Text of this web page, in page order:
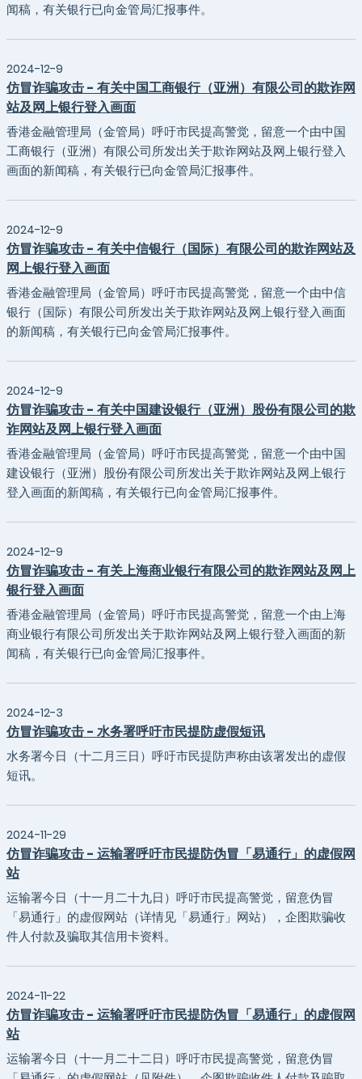
闻稿，有关银行已向金管局汇报事件。
2024-12-9
仿冒诈骗攻击 - 有关中国工商银行（亚洲）有限公司的欺诈网
站及网上银行登入画面
香港金融管理局（金管局）呼吁市民提高警觉，留意一个由中国
工商银行（亚洲）有限公司所发出关于欺诈网站及网上银行登入
画面的新闻稿，有关银行已向金管局汇报事件。
2024-12-9
仿冒诈骗攻击 - 有关中信银行（国际）有限公司的欺诈网站及
网上银行登入画面
香港金融管理局（金管局）呼吁市民提高警觉，留意一个由中信
银行（国际）有限公司所发出关于欺诈网站及网上银行登入画面
的新闻稿，有关银行已向金管局汇报事件。
2024-12-9
仿冒诈骗攻击 - 有关中国建设银行（亚洲）股份有限公司的欺
诈网站及网上银行登入画面
香港金融管理局（金管局）呼吁市民提高警觉，留意一个由中国
建设银行（亚洲）股份有限公司所发出关于欺诈网站及网上银行
登入画面的新闻稿，有关银行已向金管局汇报事件。
2024-12-9
仿冒诈骗攻击 - 有关上海商业银行有限公司的欺诈网站及网上
银行登入画面
香港金融管理局（金管局）呼吁市民提高警觉，留意一个由上海
商业银行有限公司所发出关于欺诈网站及网上银行登入画面的新
闻稿，有关银行已向金管局汇报事件。
2024-12-3
仿冒诈骗攻击 - 水务署呼吁市民提防虚假短讯
水务署今日（十二月三日）呼吁市民提防声称由该署发出的虚假
短讯。
2024-11-29
仿冒诈骗攻击 - 运输署呼吁市民提防伪冒「易通行」的虚假网
站
运输署今日（十一月二十九日）呼吁市民提高警觉，留意伪冒
「易通行」的虚假网站（详情见「易通行」网站），企图欺骗收
件人付款及骗取其信用卡资料。
2024-11-22
仿冒诈骗攻击 - 运输署呼吁市民提防伪冒「易通行」的虚假网
站
​运输署今日（十一月二十二日）呼吁市民提高警觉，留意伪冒